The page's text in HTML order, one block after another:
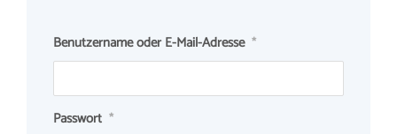
Benutzername oder E-Mail-Adresse *
Passwort *